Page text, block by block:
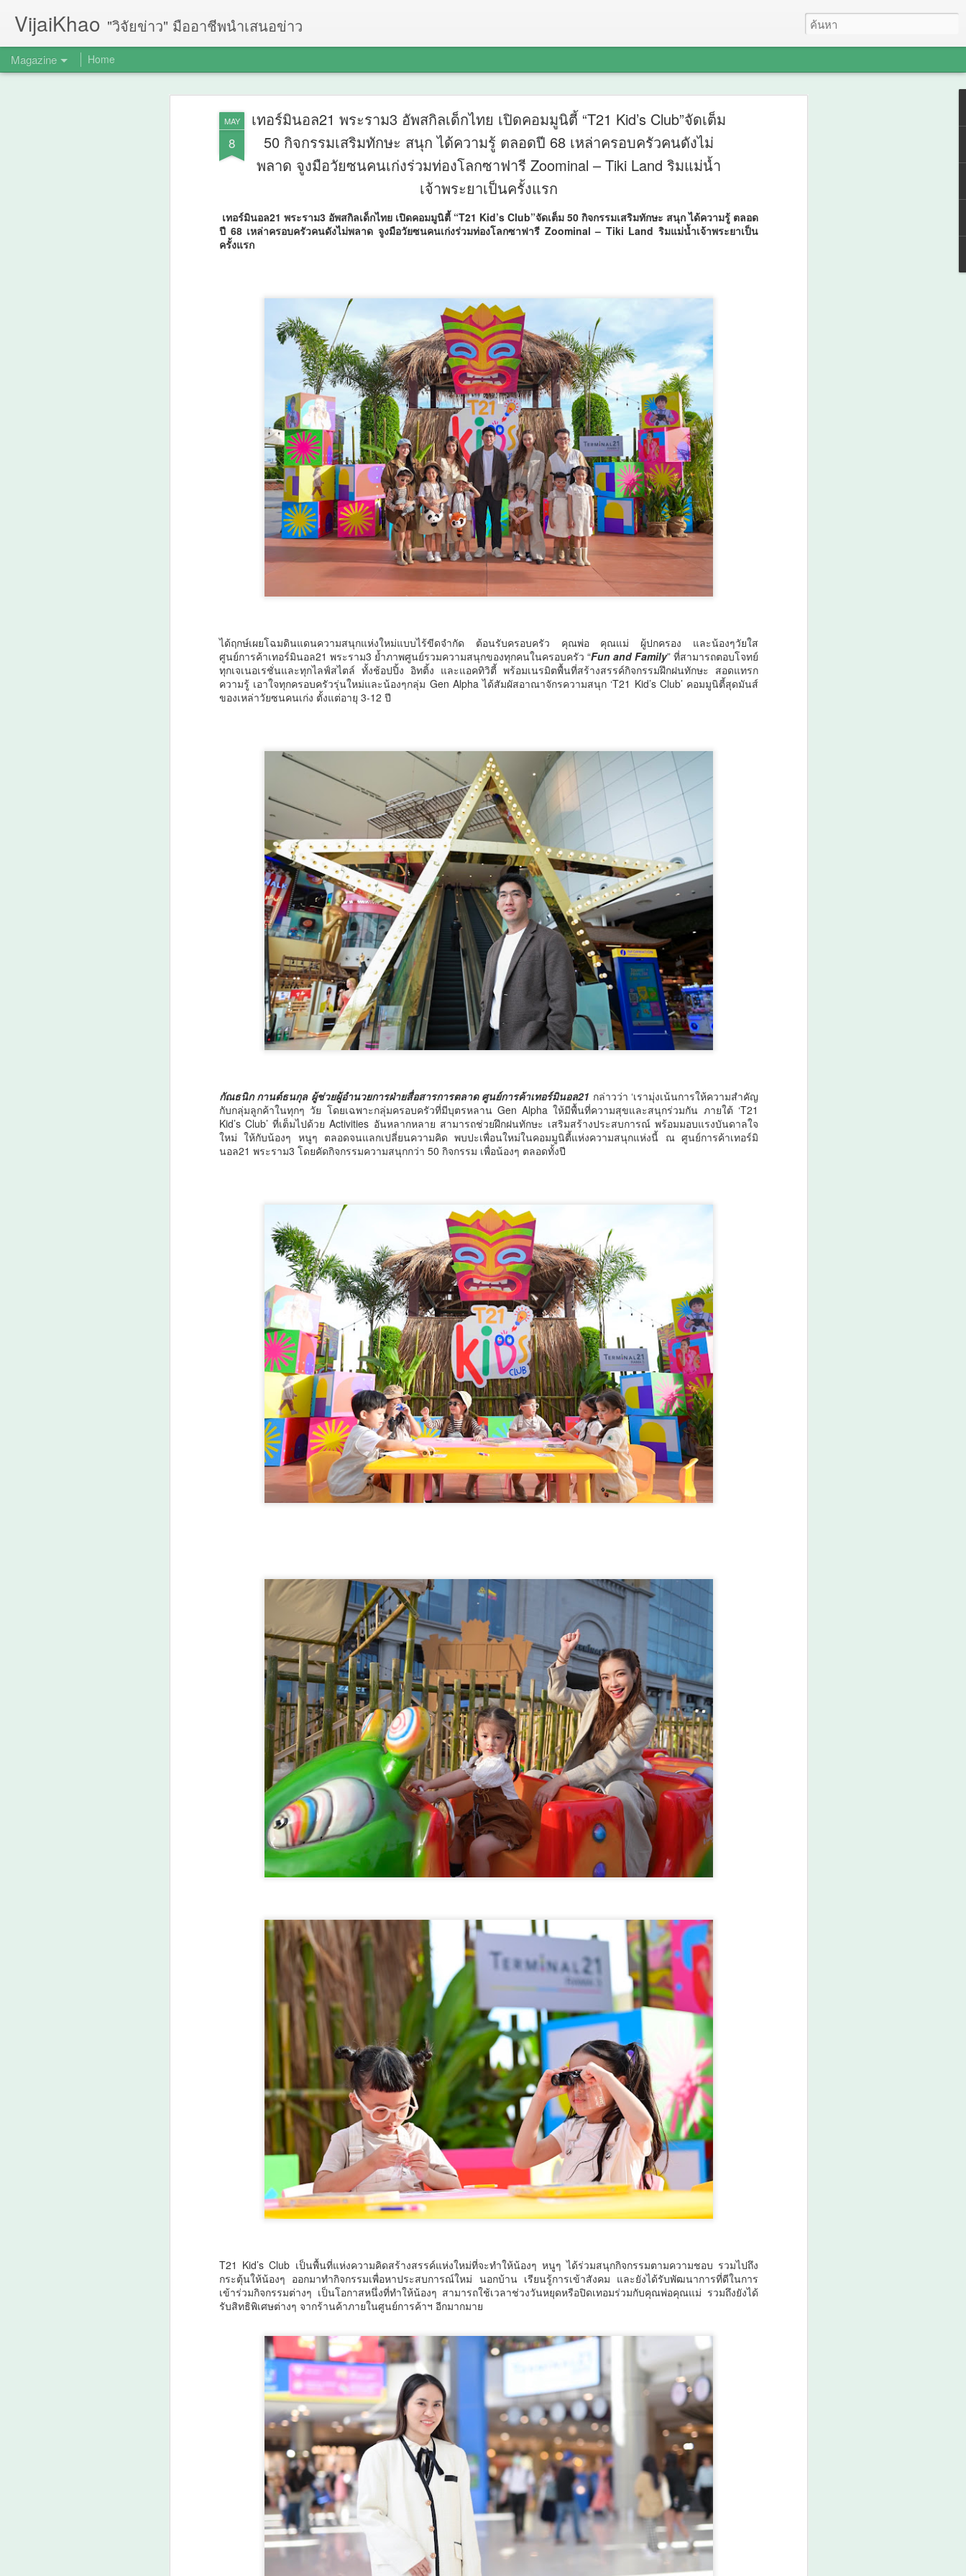
MAY
8
เทอร์มินอล21 พระราม3 อัพสกิลเด็กไทย เปิดคอมมูนิตี้ “T21 Kid’s Club”จัดเต็ม
50 กิจกรรมเสริมทักษะ สนุก ได้ความรู้ ตลอดปี 68 เหล่าครอบครัวคนดังไม่
พลาด จูงมือวัยซนคนเก่งร่วมท่องโลกซาฟารี Zoominal – Tiki Land ริมแม่น้ำ
เจ้าพระยาเป็นครั้งแรก
เทอร์มินอล21 พระราม3 อัพสกิลเด็กไทย เปิดคอมมูนิตี้ “T21 Kid’s Club”จัดเต็ม 50 กิจกรรมเสริมทักษะ สนุก ได้ความรู้ ตลอด
ปี 68 เหล่าครอบครัวคนดังไม่พลาด จูงมือวัยซนคนเก่งร่วมท่องโลกซาฟารี Zoominal – Tiki Land ริมแม่น้ำเจ้าพระยาเป็น
ครั้งแรก
ได้ฤกษ์เผยโฉมดินแดนความสนุกแห่งใหม่แบบไร้ขีดจำกัด ต้อนรับครอบครัว คุณพ่อ คุณแม่ ผู้ปกครอง และน้องๆวัยใส
ศูนย์การค้าเทอร์มินอล21 พระราม3 ย้ำภาพศูนย์รวมความสนุกของทุกคนในครอบครัว “Fun and Family” ที่สามารถตอบโจทย์
ทุกเจเนอเรชั่นและทุกไลฟ์สไตล์ ทั้งช้อปปิ้ง อิทติ้ง และแอคทิวิตี้ พร้อมเนรมิตพื้นที่สร้างสรรค์กิจกรรมฝึกฝนทักษะ สอดแทรก
ความรู้ เอาใจทุกครอบครัวรุ่นใหม่และน้องๆกลุ่ม Gen Alpha ได้สัมผัสอาณาจักรความสนุก ‘T21 Kid’s Club’ คอมมูนิตี้สุดมันส์
ของเหล่าวัยซนคนเก่ง ตั้งแต่อายุ 3-12 ปี
กัณธนิก กานต์ธนกุล ผู้ช่วยผู้อำนวยการฝ่ายสื่อสารการตลาด ศูนย์การค้าเทอร์มินอล21 กล่าวว่า ‘เรามุ่งเน้นการให้ความสำคัญ
กับกลุ่มลูกค้าในทุกๆ วัย โดยเฉพาะกลุ่มครอบครัวที่มีบุตรหลาน Gen Alpha ให้มีพื้นที่ความสุขและสนุกร่วมกัน ภายใต้ ‘T21
Kid’s Club’ ที่เต็มไปด้วย Activities อันหลากหลาย สามารถช่วยฝึกฝนทักษะ เสริมสร้างประสบการณ์ พร้อมมอบแรงบันดาลใจ
ใหม่ ให้กับน้องๆ หนูๆ ตลอดจนแลกเปลี่ยนความคิด พบปะเพื่อนใหม่ในคอมมูนิตี้แห่งความสนุกแห่งนี้ ณ ศูนย์การค้าเทอร์มิ
นอล21 พระราม3 โดยคัดกิจกรรมความสนุกกว่า 50 กิจกรรม เพื่อน้องๆ ตลอดทั้งปี
T21 Kid’s Club เป็นพื้นที่แห่งความคิดสร้างสรรค์แห่งใหม่ที่จะทำให้น้องๆ หนูๆ ได้ร่วมสนุกกิจกรรมตามความชอบ รวมไปถึง
กระตุ้นให้น้องๆ ออกมาทำกิจกรรมเพื่อหาประสบการณ์ใหม่ นอกบ้าน เรียนรู้การเข้าสังคม และยังได้รับพัฒนาการที่ดีในการ
เข้าร่วมกิจกรรมต่างๆ เป็นโอกาสหนึ่งที่ทำให้น้องๆ สามารถใช้เวลาช่วงวันหยุดหรือปิดเทอมร่วมกับคุณพ่อคุณแม่ รวมถึงยังได้
รับสิทธิพิเศษต่างๆ จากร้านค้าภายในศูนย์การค้าฯ อีกมากมาย
VijaiKhao "วิจัยข่าว" มืออาชีพนำเสนอข่าว
Magazine Home
6
ศน. ร่วมกับสำนักงานวัฒนธรรม
จังหวัด 14 จังหวัดภาคใต้ จัด
“มหกรรมสีสันแห่งศรัทธา พัฒนา
คุณธรรม ต่อยอดทุนวัฒนธรรมสู่
สีสันแห่งศรัทธา พัฒนาชุมชนคุณธรรมพลังบวร” สืบสานคุณธรรม ต่อย
วันที่ 7 สิงหาคม 2569 เวลา 19.00 น. กรมการศาสนา กระทรวง
วัฒนธรรม ร่วมกับจังหวัดสตูล และสำนักงานวัฒนธรรมจังหวัด 14
จังหวัดภาคใต้ จัดพิธีเปิดงาน “มหกรรมสีสันแห่งศรัทธา พัฒนาชุมชน
คุณธรรมพลังบวร ภาคกใต้” ภายใต้โครงการพลังบวรในมิติศาสนา
ประจำปีงบประมาณ พ.ศ.
สมุทรสาครเฮ! รถไฟฟ้า
สายสีแดงเข้ม วงเวียน
ใหญ่–มหาชัย 36.8 กม.
ส่วนใหญ่เห็นพ้องให้
เข้ม วงเวียนใหญ่–มหาชัย 36.8 กม.
AUG
6
วศ.อว.–วท.กห. เปิดเวที
หารือแนวทางขับเคลื่อน
วิทยาศาสตร์และ
ป้องกันประเทศ
AUG
กรมพัฒน์ คว้ารางวัล
GDCC GOV Cloud
Awards ตอกย้ำความ
กำลังคนที่ทันสมัย
กรมพัฒน์ คว้ารางวัล GDCC GOV
Cloud Awards ตอกย้ำความสำเร็จ
ของระบบ DSD Online Training ใน
การขับเคลื่อนการพัฒนากำลังคนที่
ทันสมัย
กรมพัฒนาฝีมือแรงงาน ได้รับรางวัล
GDCC GOV Cloud Awards ประจำ
ปี พ.ศ.
AUG
6
ศน. ร่วมกับจังหวัดสตูล
จัดกิจกรรม “พลังศรัทธา
ถวายเทียนพรรษา 2
ชวนพุทธศาสนิกชน งด
ละ เลิกอบายมุข เนื่องใน
เทศกาลเข้าพรรษา
ศน.
AUG
มูลนิธิกองทุนนิยมไทย จับมือ กระทรวงวัฒนธรรม แถลง
เปิดตัวโครงการ ประกวดอัตลักษณ์อาหารภูมิภาค "รส
ถิ่นไทย" เฟ้นหาเมนูต้นตำรับ 4 ภูมิภาค ดัน Soft Power สู่
ระดับโลก
มูลนิธิกองทุนนิยมไทย จับมือ กระทรวงวัฒนธรรม แถลงเปิดตัวโครงการ
ประกวดอัตลักษณ์อาหารภูมิภาค "รสถิ่นไทย" เฟ้นหาเมนูต้นตำรับ 4 ภูมิภาค
ดัน Soft Power สู่ระดับโลก
เมื่อวันที่ 5 สิงหาคม 2569 — มูลนิธิกองทุนนิยมไทย ร่วมกับกระทรวง
วัฒนธรรม โดยกรมส่งเสริมวัฒนธรรม แถลงข่าวเปิดตัวโครงการประกวดอัต
ลักษณ์อาหารภูมิภาค "รสถิ่นไทย" ณ มูลนิธิกองทุนนิยมไทย เขตบางรัก
กรุงเทพฯ เพื่อรวบรวม ยกระดับ และส่งเสริมอัตลักษณ์อาหารท้องถิ่นไทยสู่
การสร้างมูลค่าเพิ่มทางเศรษฐกิจ และการท่องเที่ยวเชิงอาหาร อย่างยั่งยืน
งานแถลงข่า
AUG
6
นครบาล 1 กัดไม่ปล่อย! แกะรอยขยายผลกลุ่มนักบิน จับ
ไอซ์ล๊อตมหึมากว่า 300 โล ก่อนเข้ากลางกรุง
นครบาล 1 กัดไม่ปล่อย! แกะรอยขยายผลกลุ่มนักบิน จับไอซ์ล๊อตมหึมากว่า
300 โล ก่อนเข้ากลางกรุง
ย้อนไปเมื่อ 16 มี.ค.2569 ที่ผ่านมา กก.สืบสวนนครบาล 1 บช.น.
AUG
5
วธ. เดินหน้าจัดตั้ง และรับรองวัดคาทอลิกแห่งใหม่หนุน
บทบาทศาสนสถาน เป็นแหล่งปลูกฝังคุณธรรมของศาสนิ
กชน
วธ. เดินหน้าจัดตั้ง และรับรองวัดคาทอลิกแห่งใหม่หนุนบทบาทศาสนสถาน
นางสาวซาบีดา ไทยเศรษฐ์ รัฐมนตรีว่าการกระทรวงวัฒนธรรม (รมว.วธ.)
เปิดเผยว่า ที่ประชุมคณะรัฐมนตรี (ครม.) เมื่อวันที่ 5 สิงหาคม 2569 มีมติ
เห็นชอบการจัดตั้งวัดคาทอลิกจำนวน 5 แห่ง และเห็นชอบการรับรองวัด
คาทอลิกเพิ่มเติมอีก 1 แห่ง ตามที่กระทรวงวัฒนธรรม (วธ.) เสนอ เพื่อเป็นวัด
คาทอลิกตามระเบียบสำนักนายกรัฐมนตรี ว่าด้วยแนวทางพิจารณาในการจัด
ตั้งวัดบาทหลวงโรมันคาทอลิก พ.ศ.
AUG
5
วศ.อว. จับมือ ทช.ทส. ยกระดับห้องปฏิบัติการไมโคร
พลาสติกสู่มาตรฐานสากล
วศ.อว. จับมือ ทช.ทส.
AUG
5
“AppTech”​ ยกกำลังประเทศไทยจากฐานราก​ เมื่อ
เทคโนโลยีที่เหมาะสมเป็นกลไกยกระดับทุนมนุษย์
“AppTech”​ ยกกำลังประเทศไทยจากฐานราก​ เมื่อเทคโนโลยีที่เหมาะสมเป็น
กลไกยกระดับทุนมนุษย์
เศรษฐกิจเติบโต” แต่คือ ทำอย่างไรให้การเติบโตทางเศรษฐกิจสร้างโอกาสให้
คนจำนวนมากขึ้น และทำให้คนในทุกพื้นที่สามารถเป็นผู้สร้างมูลค่าทาง
เศรษฐกิจได้ด้วยตนเอง
ศาสตราจารย์ ดร.ยศชนัน วงศ์สวัสดิ์ รองนายกรั
AUG
กรมบังคับคดี กระทรวงยุติธรรม ประกาศความพร้อมอีก
ครั้งในการเข้าร่วมงานมหกรรมทางการเงินครั้งยิ่งใหญ่
ของภาคตะวันออกเฉียงเหนือ Money Expo Korat 2026
ภายใต้คอนเซปต์ "LED Smart Partner" มุ่งเน้นการเป็น
คู่คิดอัจฉริยะที่ช่วยเปลี่ยนเรื่องหนี้ที่ซับซ้อนให้กลายเป็น
เรื่องง่าย พร้อมมอบโอกาสการเริ่มต้นใหม่ทางการเงิน
ให้กับพี่น้องประชาชน
กรมบังคับคดี กระทรวงยุติธรรม ประกาศความพร้อมอีกครั้งในการเข้าร่วม
งานมหกรรมทางการเงินครั้งยิ่งใหญ่ของภาคตะวันออกเฉียงเหนือ Money
Expo Korat 2026 ภายใต้คอนเซปต์ "LED Smart Partner" มุ่งเน้นการเป็น
คู่คิดอัจฉริยะที่ช่วยเปลี่ยนเรื่องหนี้ที่ซับซ้อนให้กลายเป็นเรื่องง่าย พร้อมมอบ
โอกาสการเริ่มต้นใหม่ทางการเงินให้กับพี่น้องประชาชน
ในสภาวะเศรษฐกิจปัจจุบันที่หลายคนเผชิญกับภาระหนี้สิน กรมบังคับคดี
ตอกย้ำบทบาทการเป็นที่ปรึกษาและผู้ช่วยจัดการปัญหาอย่างยั่งยืน โดย
ภายในงานจะมีการให้บริการครอบคลุม 3 ด้านหลัก
• ใ
AUG
ที่นอนตามสรีระ คืออะไร? ทำไมคนรูปร่างต่างกัน ไม่
ควรใช้ที่นอนแบบเดียวกัน
ที่นอนตามสรีระ คืออะไร? ทำไมคนรูปร่างต่างกัน ไม่ควรใช้ที่นอนแบบ
เดียวกัน
บทความเกี่ยวกับ mr.big อัปเดตข้อมูลล่าสุด มิถุนายน 2569
ไฮไลท์์​ที่นอนที่ดีอาจไม่ใช่ที่นอนที่นุ่มที่สุด แต่เป็นที่นอนที่เหมาะกับสรีระ
แบรนด์เริ่มใช้ข้อมูล ทางวิทยาศาสตร์ ในการเลือกที่นอน
เวลาซื้อรองเท้า เรามักเลือกตามไซซ์ของตัวเอง หรือการตัดแว่น ก็ตรวจวัด
สายตาก่อนเลือกเลนส์ แต่เมื่อ
AUG
ศน. ร่วมกับเครือข่าย 25 จังหวัดภาคกลาง ขับเคลื่อน
แผนส่งเสริมคุณธรรมแห่งชาติ ระยะที่ 3 มุ่งสู่สังคม
คุณธรรมอย่างยั่งยืน
ศน. ร่วมกับเครือข่าย 25 จังหวัดภาคกลาง ขับเคลื่อนแผนส่งเสริมคุณธรรม
แห่งชาติ ระยะที่ 3 มุ่งสู่สังคมคุณธรรมอย่างยั่งยืน
เมื่อวันที่ 17 กรกฎาคม 2569 เวลา 09.00 น. ที่ผ่านมา กรมการศาสนา
กระทรวงวัฒนธรรม ในฐานะสำนักงานเลขานุการคณะกรรมการส่งเสริม
คุณธรรมแห่งชาติ จัดประชุมเชิงปฏิบัติการติดตามผลการขับเคลื่อนแผน
ปฏิบัติการด้านการส่งเสริมคุณธรรมแห่งชาติ ระยะที่ 2 (พ.ศ. 2566–2570)
ประจำปีงบประมาณ พ.ศ.
AUG
4
“นพ.รุ่งเรือง” ชูวิสัยทัศน์ SMR ขับเคลื่อนความมั่นคง
พลังงานไทย ผสานพลังงานสะอาด-ยกระดับเทคโนโลยี
นิวเคลียร์สู่โดนใจอนาคต
“นพ.รุ่งเรือง” ชูวิสัยทัศน์ SMR ขับเคลื่อนความมั่นคงพลังงานไทย ผสาน
พลังงานสะอาด-ยกระดับเทคโนโลยีนิวเคลียร์สู่โดนใจอนาคต
อุดรธานี – กระทรวงพลังงาน ผนึกกำลังสำนักงานปรมาณูเพื่อสันติ (ปส.)
จุฬาลงกรณ์มหาวิทยาลัย สทน. และ กฟผ.
3
ทะเล เข้มเฝ้าระวัง-ให้ความรู้ป้องกันเหตุซ้ำ
รมว.ทส.
AUG
3
ศธ. เปิดฉากการประชุม AQRFC ครั้งที่ 17 เดินหน้าขับ
เคลื่อนกรอบคุณวุฒิอ้างอิงอาเซียน มุ่งยกระดับมาตรฐาน
การศึกษาภูมิภาค
ศธ.